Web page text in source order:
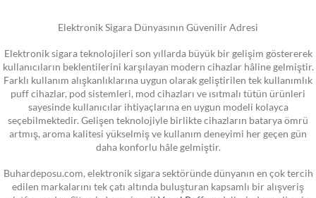
Elektronik Sigara Dünyasının Güvenilir Adresi
Elektronik sigara teknolojileri son yıllarda büyük bir gelişim göstererek
kullanıcıların beklentilerini karşılayan modern cihazlar hâline gelmiştir.
Farklı kullanım alışkanlıklarına uygun olarak geliştirilen tek kullanımlık
puff cihazlar, pod sistemleri, mod cihazları ve ısıtmalı tütün ürünleri
sayesinde kullanıcılar ihtiyaçlarına en uygun modeli kolayca
seçebilmektedir. Gelişen teknolojiyle birlikte cihazların batarya ömrü
artmış, aroma kalitesi yükselmiş ve kullanım deneyimi her geçen gün
daha konforlu hâle gelmiştir.
Buhardeposu.com, elektronik sigara sektöründe dünyanın en çok tercih
edilen markalarını tek çatı altında buluşturan kapsamlı bir alışveriş